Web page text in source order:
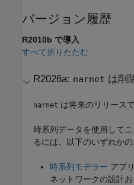
バージョン履歴
R2010b で導入
すべて折りたたむ
R2026a: narnet は削
narnet は将来のリリース
時系列データを使用して
るには、以下のいずれか
時系列モデラー アプ
ネットワークの設計